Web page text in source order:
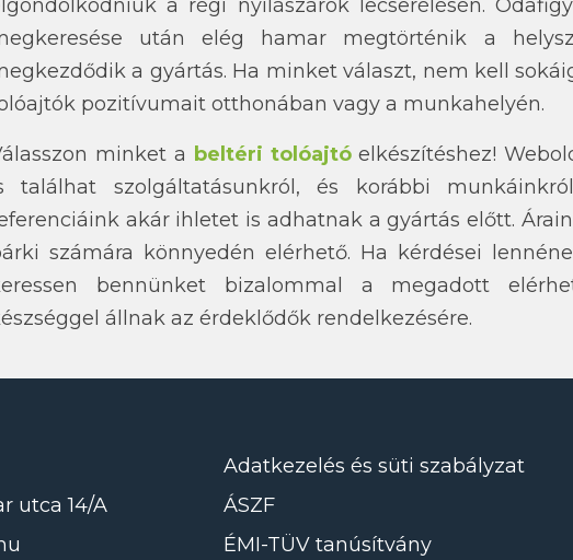
a régi nyílászárók lecserélésén.
után elég hamar megtörténik a
a gyártás. Ha minket választ, nem kell
pozitívumait otthonában vagy a munkahelyén.
minket a beltéri tolóajtó elkészítéshez!
találhat szolgáltatásunkról, és korábbi
akár ihletet is adhatnak a gyártás előtt.
számára könnyedén elérhető. Ha kérdései
bennünket bizalommal a megadott
állnak az érdeklődők rendelkezésére.
utca 14/A
Adatkezelés és süti szabályzat
ÁSZF
ÉMI-TÜV tanúsítvány